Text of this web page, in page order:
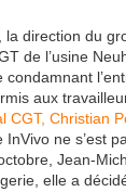
la direction du
de l’usine
condamnant
aux
CGT, Christian
ne s’est
Jean-
elle a